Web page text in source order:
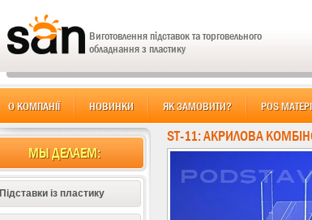
Виготовлення підставок та торговельного
обладнання з пластику
О КОМПАНІЇ НОВИНКИ ЯК ЗАМОВИТИ? POS
МЫ ДЕЛАЕМ:
Підставки із пластику
ST-11: АКРИЛОВА